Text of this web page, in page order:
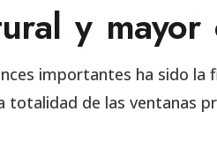
y mayor
importantes ha sido la
totalidad de las ventanas